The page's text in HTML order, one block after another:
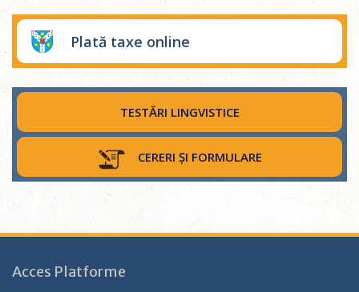
Plată taxe online
TESTĂRI LINGVISTICE
CERERI ȘI FORMULARE
Acces Platforme